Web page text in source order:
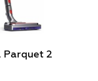
Parquet 2